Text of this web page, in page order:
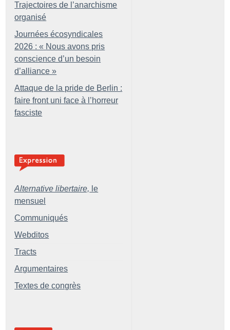
Trajectoires de l’anarchisme
organisé
Journées écosyndicales
2026 : « Nous avons pris
conscience d’un besoin
d’alliance »
Attaque de la pride de Berlin :
faire front uni face à l’horreur
fasciste
Alternative libertaire, le
mensuel
Communiqués
Webditos
Tracts
Argumentaires
Textes de congrès